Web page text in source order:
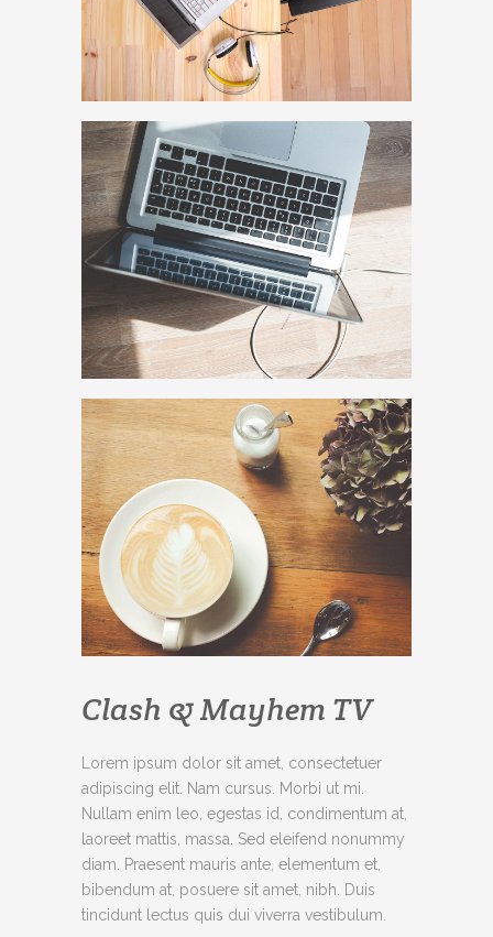
Clash & Mayhem TV
Lorem ipsum dolor sit amet, consectetuer
adipiscing elit. Nam cursus. Morbi ut mi.
Nullam enim leo, egestas id, condimentum at,
laoreet mattis, massa. Sed eleifend nonummy
diam. Praesent mauris ante, elementum et,
bibendum at, posuere sit amet, nibh. Duis
tincidunt lectus quis dui viverra vestibulum.